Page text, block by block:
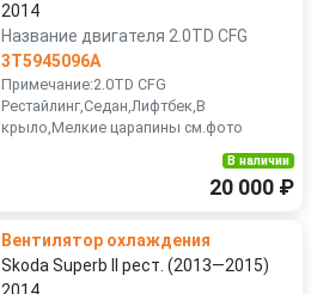
2014
Название двигателя 2.0TD CFG
3T5945096A
Примечание:2.0TD CFG
Рестайлинг,Седан,Лифтбек,В
крыло,Мелкие царапины см.фото
В наличии
20 000 ₽
Вентилятор охлаждения
Skoda Superb II рест. (2013—2015)